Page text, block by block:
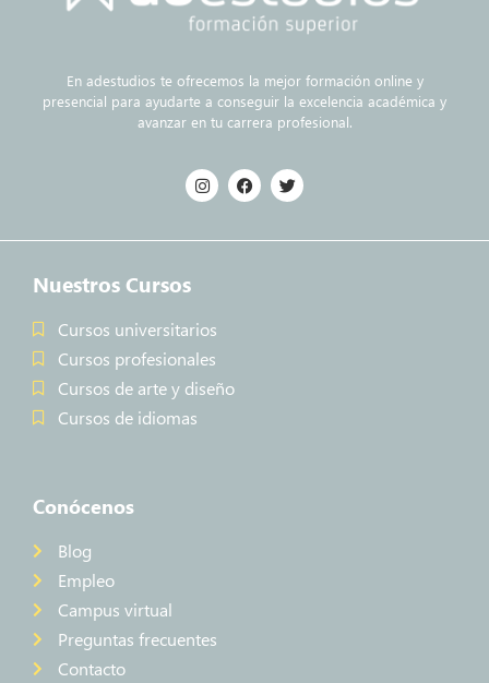
En adestudios te ofrecemos la mejor formación online y
presencial para ayudarte a conseguir la excelencia académica y
avanzar en tu carrera profesional.
Nuestros Cursos
Cursos universitarios
Cursos profesionales
Cursos de arte y diseño
Cursos de idiomas
Conócenos
Blog
Empleo
Campus virtual
Preguntas frecuentes
Contacto